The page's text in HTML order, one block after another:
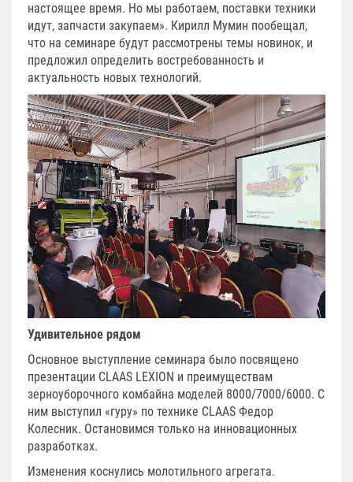
настоящее время. Но мы работаем, поставки техники
идут, запчасти закупаем». Кирилл Мумин пообещал,
что на семинаре будут рассмотрены темы новинок, и
предложил определить востребованность и
актуальность новых технологий.
Удивительное рядом
Основное выступление семинара было посвящено
презентации CLAAS LEXION и преимуществам
зерноуборочного комбайна моделей 8000/7000/6000. С
ним выступил «гуру» по технике CLAAS Федор
Колесник. Остановимся только на инновационных
разработках.
Изменения коснулись молотильного агрегата.